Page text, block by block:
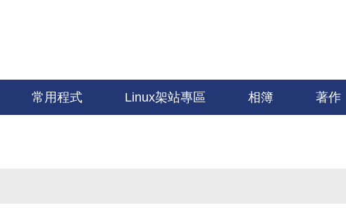
常用程式 Linux架站專區 相簿 著作